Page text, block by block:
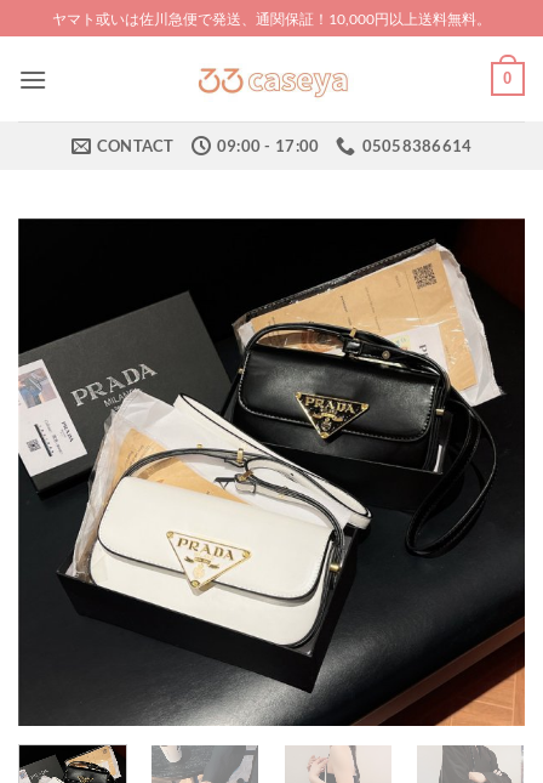
to
content
ヤマト或いは佐川急便で発送、通関保証！10,000円以上送料無料。
0
CONTACT 09:00 - 17:00 05058386614